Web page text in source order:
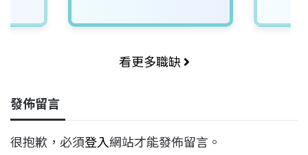
看更多職缺
發佈留言
很抱歉，必須登入網站才能發佈留言。